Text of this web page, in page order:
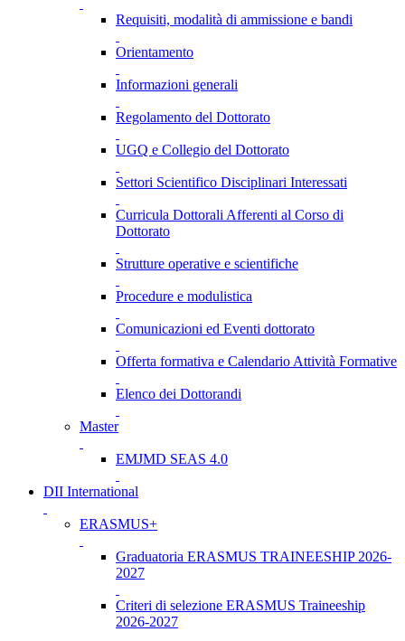
Requisiti, modalità di ammissione e bandi
Orientamento
Informazioni generali
Regolamento del Dottorato
UGQ e Collegio del Dottorato
Settori Scientifico Disciplinari Interessati
Curricula Dottorali Afferenti al Corso di
Dottorato
Strutture operative e scientifiche
Procedure e modulistica
Comunicazioni ed Eventi dottorato
Offerta formativa e Calendario Attività Formative
Elenco dei Dottorandi
Master
EMJMD SEAS 4.0
DII International
ERASMUS+
Graduatoria ERASMUS TRAINEESHIP 2026-
2027
Criteri di selezione ERASMUS Traineeship
2026-2027